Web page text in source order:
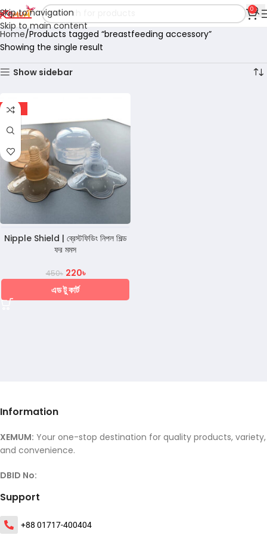
Skip to navigation
Skip to main content
0
Home Products tagged “breastfeeding accessory”
Showing the single result
Show sidebar
-51%
Nipple Shield | ব্রেস্টফিডিং নিপল শিল্ড
ফর মমস
450৳ 220৳
এড টু কার্ট
Information
XEMUM: Your one-stop destination for quality products, variety,
and convenience.
DBID No:
Support
+88 01717-400404